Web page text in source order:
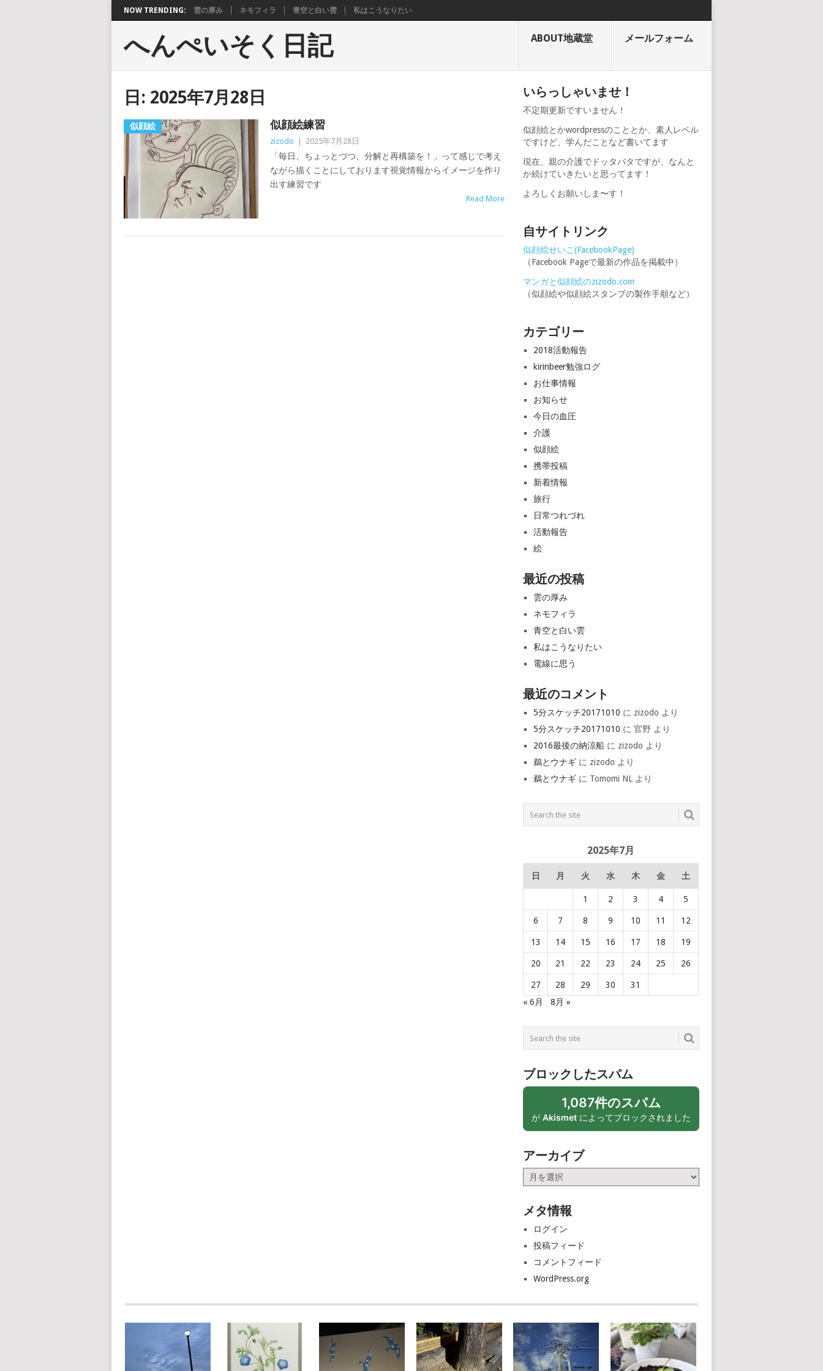
NOW TRENDING: 雲の厚み ネモフィラ 青空と白い雲 私はこうなりたい
へんぺいそく日記 ABOUT地蔵堂 メールフォーム
日: 2025年7月28日
似顔絵 似顔絵練習
zizodo 2025年7月28日
「毎日、ちょっとづつ、分解と再構築を！」って感じで考え
ながら描くことにしております視覚情報からイメージを作り
出す練習です
Read More
いらっしゃいませ！
不定期更新ですいません！
似顔絵とかwordpressのこととか、素人レベル
ですけど、学んだことなど書いてます
現在、親の介護でドッタバタですが、なんと
か続けていきたいと思ってます！
よろしくお願いしま〜す！
自サイトリンク
似顔絵せいこ(FacebookPage)
（Facebook Pageで最新の作品を掲載中）
マンガと似顔絵のzizodo.com
（似顔絵や似顔絵スタンプの製作手順など）
カテゴリー
2018活動報告
kirinbeer勉強ログ
お仕事情報
お知らせ
今日の血圧
介護
似顔絵
携帯投稿
新着情報
旅行
日常つれづれ
活動報告
絵
最近の投稿
雲の厚み
ネモフィラ
青空と白い雲
私はこうなりたい
電線に思う
最近のコメント
5分スケッチ20171010 に zizodo より
5分スケッチ20171010 に官野 より
2016最後の納涼船 に zizodo より
鵜とウナギ に zizodo より
鵜とウナギ に Tomomi NL より
2025年7月
日 月 火 水 木 金 土
1 2 3 4 5
6 7 8 9 10 11 12
13 14 15 16 17 18 19
20 21 22 23 24 25 26
27 28 29 30
31
« 6月
8月 »
ブロックしたスパム
1,087件のスパム
がAkismet によってブロックされました
アーカイブ
ア
ー
イ
メタ情報
ログイン
投稿フィード
コメントフィード
WordPress.org